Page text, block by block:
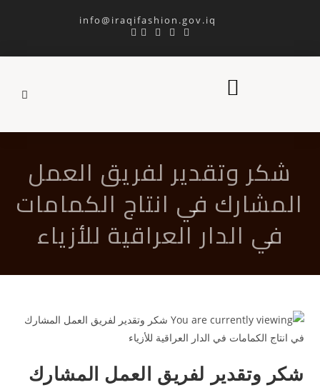
شكر وتقدير لفريق العمل
المشارك في انتاج الكمامات
في الدار العراقية للأزياء
شكر وتقدير لفريق العمل المشارك